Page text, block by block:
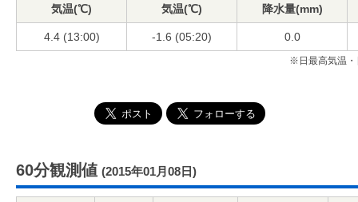
気温(℃)
気温(℃)
降水量(mm)
4.4 (13:00) -1.6 (05:20) 0.0
※日最高気温・
60分観測値 (2015年01月08日)